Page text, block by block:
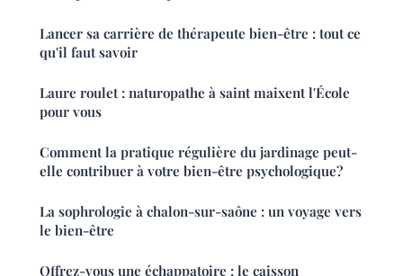
Lancer sa carrière de thérapeute bien-être : tout ce
qu'il faut savoir
Laure roulet : naturopathe à saint maixent l'École
pour vous
Comment la pratique régulière du jardinage peut-
elle contribuer à votre bien-être psychologique?
La sophrologie à chalon-sur-saône : un voyage vers
le bien-être
Offrez-vous une échappatoire : le caisson